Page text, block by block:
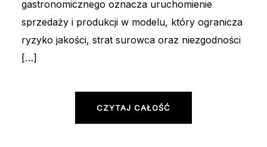
gastronomicznego oznacza uruchomienie
sprzedaży i produkcji w modelu, który ogranicza
ryzyko jakości, strat surowca oraz niezgodności
[…]
CZYTAJ CAŁOŚĆ